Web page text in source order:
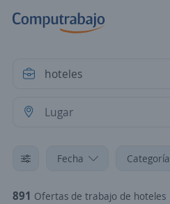
Fecha Categoría
891 Ofertas de trabajo de hoteles